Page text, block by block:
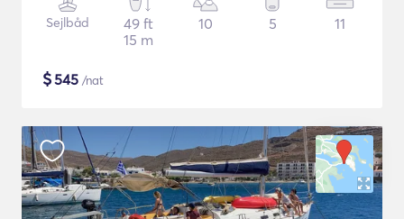
Sejlbåd
49 ft
15 m
10 5 11
$545 /nat